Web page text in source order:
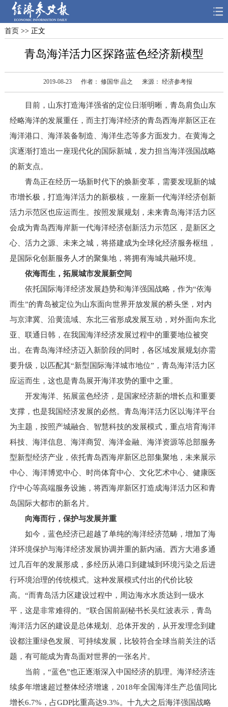
首页 深度 思想
首页 >> 正文
青岛海洋活力区探路蓝色经济新模型
2019-08-23 作者： 修国华 品之 来源： 经济参考报
目前，山东打造海洋强省的定位日渐明晰，青岛肩负山东
经略海洋的发展重任，而主打海洋经济的青岛西海岸新区正在
海洋港口、海洋装备制造、海洋生态等多方面发力。在黄海之
滨逐渐打造出一座现代化的国际新城，发力担当海洋强国战略
的新支点。
青岛正在经历一场新时代下的焕新变革，需要发现新的城
市增长极，打造海洋活力的新极核，一座新一代海洋经济创新
活力示范区也应运而生。按照发展规划，未来青岛海洋活力区
会成为青岛西海岸新一代海洋经济创新活力示范区，是新区之
心、活力之源、未来之城，将搭建成为全球化经济服务枢纽，
是国际化创新服务人才的聚集地，将拥有海城共融环境。
依海而生，拓展城市发展新空间
依托国际海洋经济发展趋势和海洋强国战略，作为“依海
而生”的青岛被定位为山东面向世界开放发展的桥头堡，对内
与京津冀、沿黄流域、东北三省形成发展互动，对外面向东北
亚、联通日韩，在我国海洋经济发展过程中的重要地位被突
出。在青岛海洋经济迈入新阶段的同时，各区域发展规划亦需
要升级，以匹配其“新型国际海洋城市地位”，青岛海洋活力区
应运而生，这也是青岛展开海洋攻势的重中之重。
开发海洋、拓展蓝色经济，是国家经济新的增长点和重要
支撑，也是我国经济发展的必然。青岛海洋活力区以海洋平台
为主题，按照产城融合、智慧科技的发展模式，重点培育海洋
科技、海洋信息、海洋商贸、海洋金融、海洋资源等总部服务
型新型经济产业，依托青岛西海岸新区总部集聚地，未来展示
中心、海洋博览中心、时尚体育中心、文化艺术中心、健康医
疗中心等高端服务设施，将西海岸新区打造成海洋活力区和青
岛国际大都市的新名片。
向海而行，保护与发展并重
如今，蓝色经济已超越了单纯的海洋经济范畴，增加了海
洋环境保护与海洋经济发展协调并重的新内涵。西方大港多通
过几百年的发展形成，多经历从港口到建城到环境污染之后进
行环境治理的传统模式。这种发展模式付出的代价比较
高。“而青岛活力区建设过程中，周边海水水质达到一级水
平，这是非常难得的。”联合国前副秘书长吴红波表示，青岛
海洋活力区的建设是总体规划、总体开发的，从开发理念到建
设都注重绿色发展、可持续发展，比较符合全球当前关注的话
题，有可能成为青岛面对世界的一张名片。
当前，“蓝色”也正逐渐深入中国经济的肌理。海洋经济连
续多年增速超过整体经济增速，2018年全国海洋生产总值同比
增长6.7%，占GDP比重高达9.3%。十九大之后海洋强国战略